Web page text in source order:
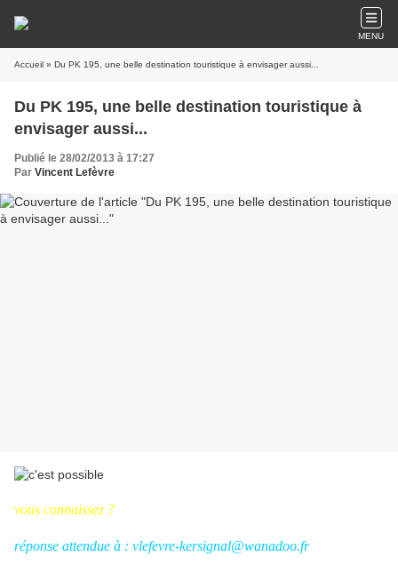
MENU
Accueil » Du PK 195, une belle destination touristique à envisager aussi...
Du PK 195, une belle destination touristique à
envisager aussi...
Publié le 28/02/2013 à 17:27
Par Vincent Lefèvre
vous connaissez ?
réponse attendue à : vlefevre-kersignal@wanadoo.fr